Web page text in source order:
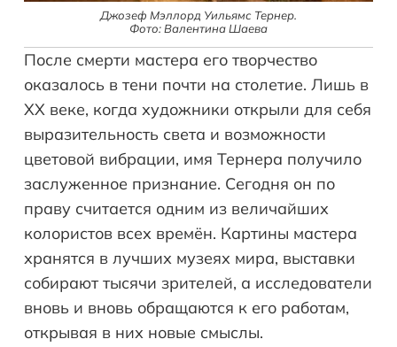
Джозеф Мэллорд Уильямс Тернер.
Фото: Валентина Шаева
После смерти мастера его творчество
оказалось в тени почти на столетие. Лишь в
XX веке, когда художники открыли для себя
выразительность света и возможности
цветовой вибрации, имя Тернера получило
заслуженное признание. Сегодня он по
праву считается одним из величайших
колористов всех времён. Картины мастера
хранятся в лучших музеях мира, выставки
собирают тысячи зрителей, а исследователи
вновь и вновь обращаются к его работам,
открывая в них новые смыслы.